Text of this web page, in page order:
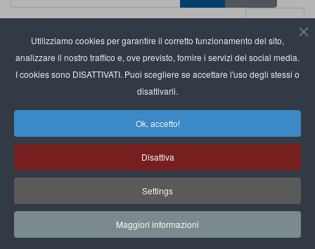
Utilizziamo cookies per garantire il corretto funzionamento del sito,
analizzare il nostro traffico e, ove previsto, fornire i servizi dei social media.
I cookies sono DISATTIVATI. Puoi scegliere se accettare l'uso degli stessi o
disattivarli.
Ok, accetto!
Disattiva
Settings
Maggiori informazioni
Visualizza #
Titolo
Ipsos Doxa per Comieco: il packaging influenza le
Servati: sneakers riciclabili prodotte con la
stampante 3D in 8 ore
Amcor amplia il proprio stabilimento per gli
imballaggi riciclabili
“Packed with Pride”, la nuova campagna Cirio in